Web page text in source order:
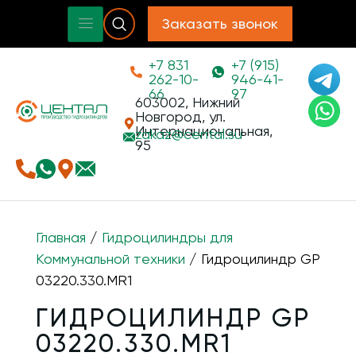
Заказать звонок
+7 831
262-10-
66
+7 (915)
946-41-
97
603002, Нижний
Новгород, ул.
Интернациональная,
95
zakaz@cental.su
Главная / Гидроцилиндры для
Коммунальной техники / Гидроцилиндр GP
03220.330.MR1
ГИДРОЦИЛИНДР GP
03220.330.MR1